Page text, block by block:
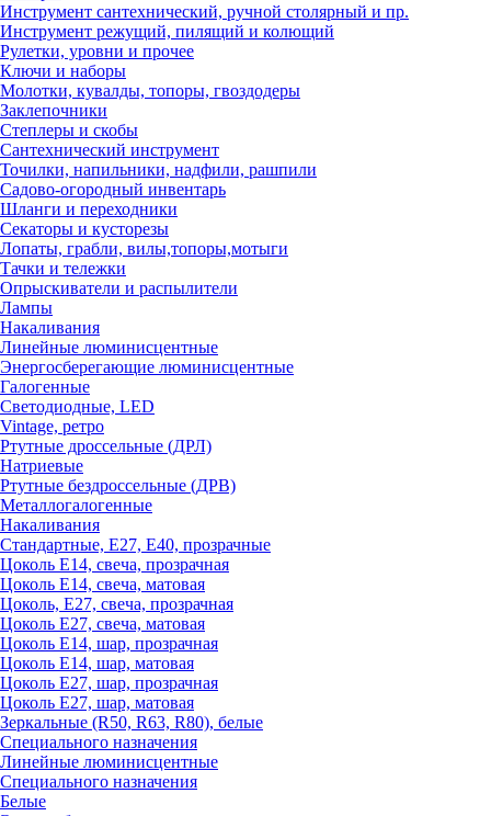
Инструмент сантехнический, ручной столярный и пр.
Инструмент режущий, пилящий и колющий
Рулетки, уровни и прочее
Ключи и наборы
Молотки, кувалды, топоры, гвоздодеры
Заклепочники
Степлеры и скобы
Сантехнический инструмент
Точилки, напильники, надфили, рашпили
Садово-огородный инвентарь
Шланги и переходники
Секаторы и кусторезы
Лопаты, грабли, вилы,топоры,мотыги
Тачки и тележки
Опрыскиватели и распылители
Лампы
Накаливания
Линейные люминисцентные
Энергосберегающие люминисцентные
Галогенные
Светодиодные, LED
Vintage, ретро
Ртутные дроссельные (ДРЛ)
Натриевые
Ртутные бездроссельные (ДРВ)
Металлогалогенные
Накаливания
Стандартные, Е27, Е40, прозрачные
Цоколь Е14, свеча, прозрачная
Цоколь Е14, свеча, матовая
Цоколь, Е27, свеча, прозрачная
Цоколь Е27, свеча, матовая
Цоколь Е14, шар, прозрачная
Цоколь Е14, шар, матовая
Цоколь Е27, шар, прозрачная
Цоколь Е27, шар, матовая
Зеркальные (R50, R63, R80), белые
Специального назначения
Линейные люминисцентные
Специального назначения
Белые